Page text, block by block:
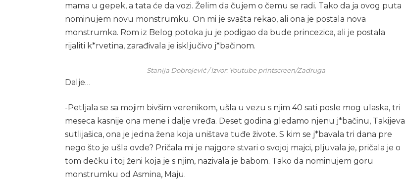
mama u gepek, a tata će da vozi. Želim da čujem o čemu se radi. Tako da ja ovog puta
nominujem novu monstrumku. On mi je svašta rekao, ali ona je postala nova
monstrumka. Rom iz Belog potoka ju je podigao da bude princezica, ali je postala
rijaliti k*rvetina, zarađivala je isključivo j*bačinom.
Stanija Dobrojević / Izvor: Youtube printscreen/Zadruga
Dalje…
-Petljala se sa mojim bivšim verenikom, ušla u vezu s njim 40 sati posle mog ulaska, tri
meseca kasnije ona mene i dalje vređa. Deset godina gledamo njenu j*bačinu, Takijeva
sutlijašica, ona je jedna žena koja uništava tuđe živote. S kim se j*bavala tri dana pre
nego što je ušla ovde? Pričala mi je najgore stvari o svojoj majci, pljuvala je, pričala je o
tom dečku i toj ženi koja je s njim, nazivala je babom. Tako da nominujem goru
monstrumku od Asmina, Maju.